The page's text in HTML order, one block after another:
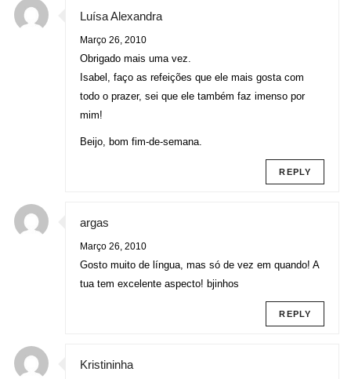
Luísa Alexandra
Março 26, 2010
Obrigado mais uma vez.
Isabel, faço as refeições que ele mais gosta com
todo o prazer, sei que ele também faz imenso por
mim!
Beijo, bom fim-de-semana.
REPLY
argas
Março 26, 2010
Gosto muito de língua, mas só de vez em quando! A
tua tem excelente aspecto! bjinhos
REPLY
Kristininha